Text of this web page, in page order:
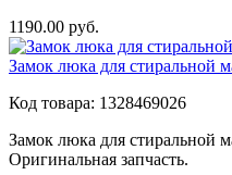
1190.00 руб.
Замок люка для стиральной
Код товара: 1328469026
Замок люка для стиральной
Оригинальная запчасть.